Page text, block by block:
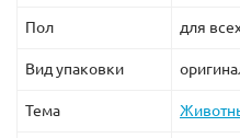
Пол для
Вид упаковки
Тема